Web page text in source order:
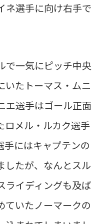
ネ選手に向け右手で
で一気にピッチ中央
いたトーマス・ムニ
エ選手はゴール正面
ロメル・ルカク選手
手にはキャプテンの
したが、なんとスル
ライディングも及ば
ていたノーマークの